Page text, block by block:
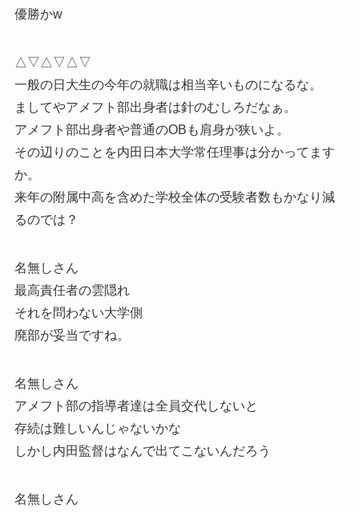
優勝かw
△▽△▽△▽
一般の日大生の今年の就職は相当辛いものになるな。
ましてやアメフト部出身者は針のむしろだなぁ。
アメフト部出身者や普通のOBも肩身が狭いよ。
その辺りのことを内田日本大学常任理事は分かってます
か。
来年の附属中高を含めた学校全体の受験者数もかなり減
るのでは？
名無しさん
最高責任者の雲隠れ
それを問わない大学側
廃部が妥当ですね。
名無しさん
アメフト部の指導者達は全員交代しないと
存続は難しいんじゃないかな
しかし内田監督はなんで出てこないんだろう
名無しさん